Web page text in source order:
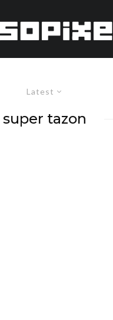
Latest
super tazon